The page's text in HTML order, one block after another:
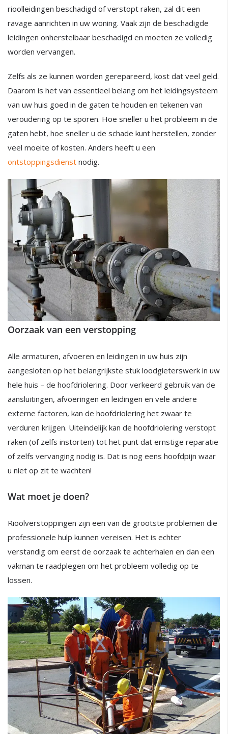
rioolleidingen beschadigd of verstopt raken, zal dit een
ravage aanrichten in uw woning. Vaak zijn de beschadigde
leidingen onherstelbaar beschadigd en moeten ze volledig
worden vervangen.
Zelfs als ze kunnen worden gerepareerd, kost dat veel geld.
Daarom is het van essentieel belang om het leidingsysteem
van uw huis goed in de gaten te houden en tekenen van
veroudering op te sporen. Hoe sneller u het probleem in de
gaten hebt, hoe sneller u de schade kunt herstellen, zonder
veel moeite of kosten. Anders heeft u een
ontstoppingsdienst nodig.
Oorzaak van een verstopping
Alle armaturen, afvoeren en leidingen in uw huis zijn
aangesloten op het belangrijkste stuk loodgieterswerk in uw
hele huis – de hoofdriolering. Door verkeerd gebruik van de
aansluitingen, afvoeringen en leidingen en vele andere
externe factoren, kan de hoofdriolering het zwaar te
verduren krijgen. Uiteindelijk kan de hoofdriolering verstopt
raken (of zelfs instorten) tot het punt dat ernstige reparatie
of zelfs vervanging nodig is. Dat is nog eens hoofdpijn waar
u niet op zit te wachten!
Wat moet je doen?
Rioolverstoppingen zijn een van de grootste problemen die
professionele hulp kunnen vereisen. Het is echter
verstandig om eerst de oorzaak te achterhalen en dan een
vakman te raadplegen om het probleem volledig op te
lossen.